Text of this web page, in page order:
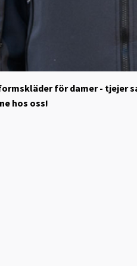
för damer -
hos oss!